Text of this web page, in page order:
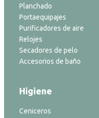
Planchado
Portaequipajes
Purificadores de aire
Relojes
Secadores de pelo
Accesorios de baño
Higiene
Ceniceros